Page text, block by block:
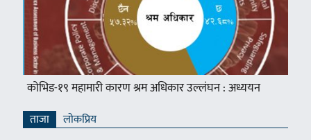
कोभिड-१९ महामारी कारण श्रम अधिकार उल्लंघन : अध्ययन
ताजा लाेकप्रिय